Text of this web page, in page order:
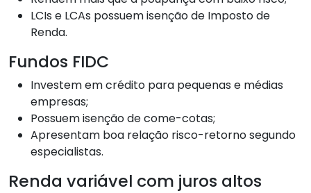
LCIs e LCAs possuem isenção de Imposto de
Renda.
Fundos FIDC
Investem em crédito para pequenas e médias
empresas;
Possuem isenção de come-cotas;
Apresentam boa relação risco-retorno segundo
especialistas.
Renda variável com juros altos